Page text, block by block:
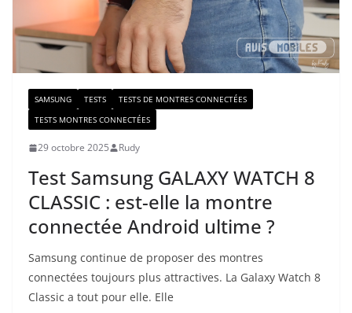
SAMSUNG TESTS
TESTS DE MONTRES CONNECTÉES
TESTS MONTRES CONNECTÉES
29 octobre 2025 Rudy
Test Samsung GALAXY WATCH 8
CLASSIC : est-elle la montre
connectée Android ultime ?
Samsung continue de proposer des montres
connectées toujours plus attractives. La Galaxy Watch 8
Classic a tout pour elle. Elle